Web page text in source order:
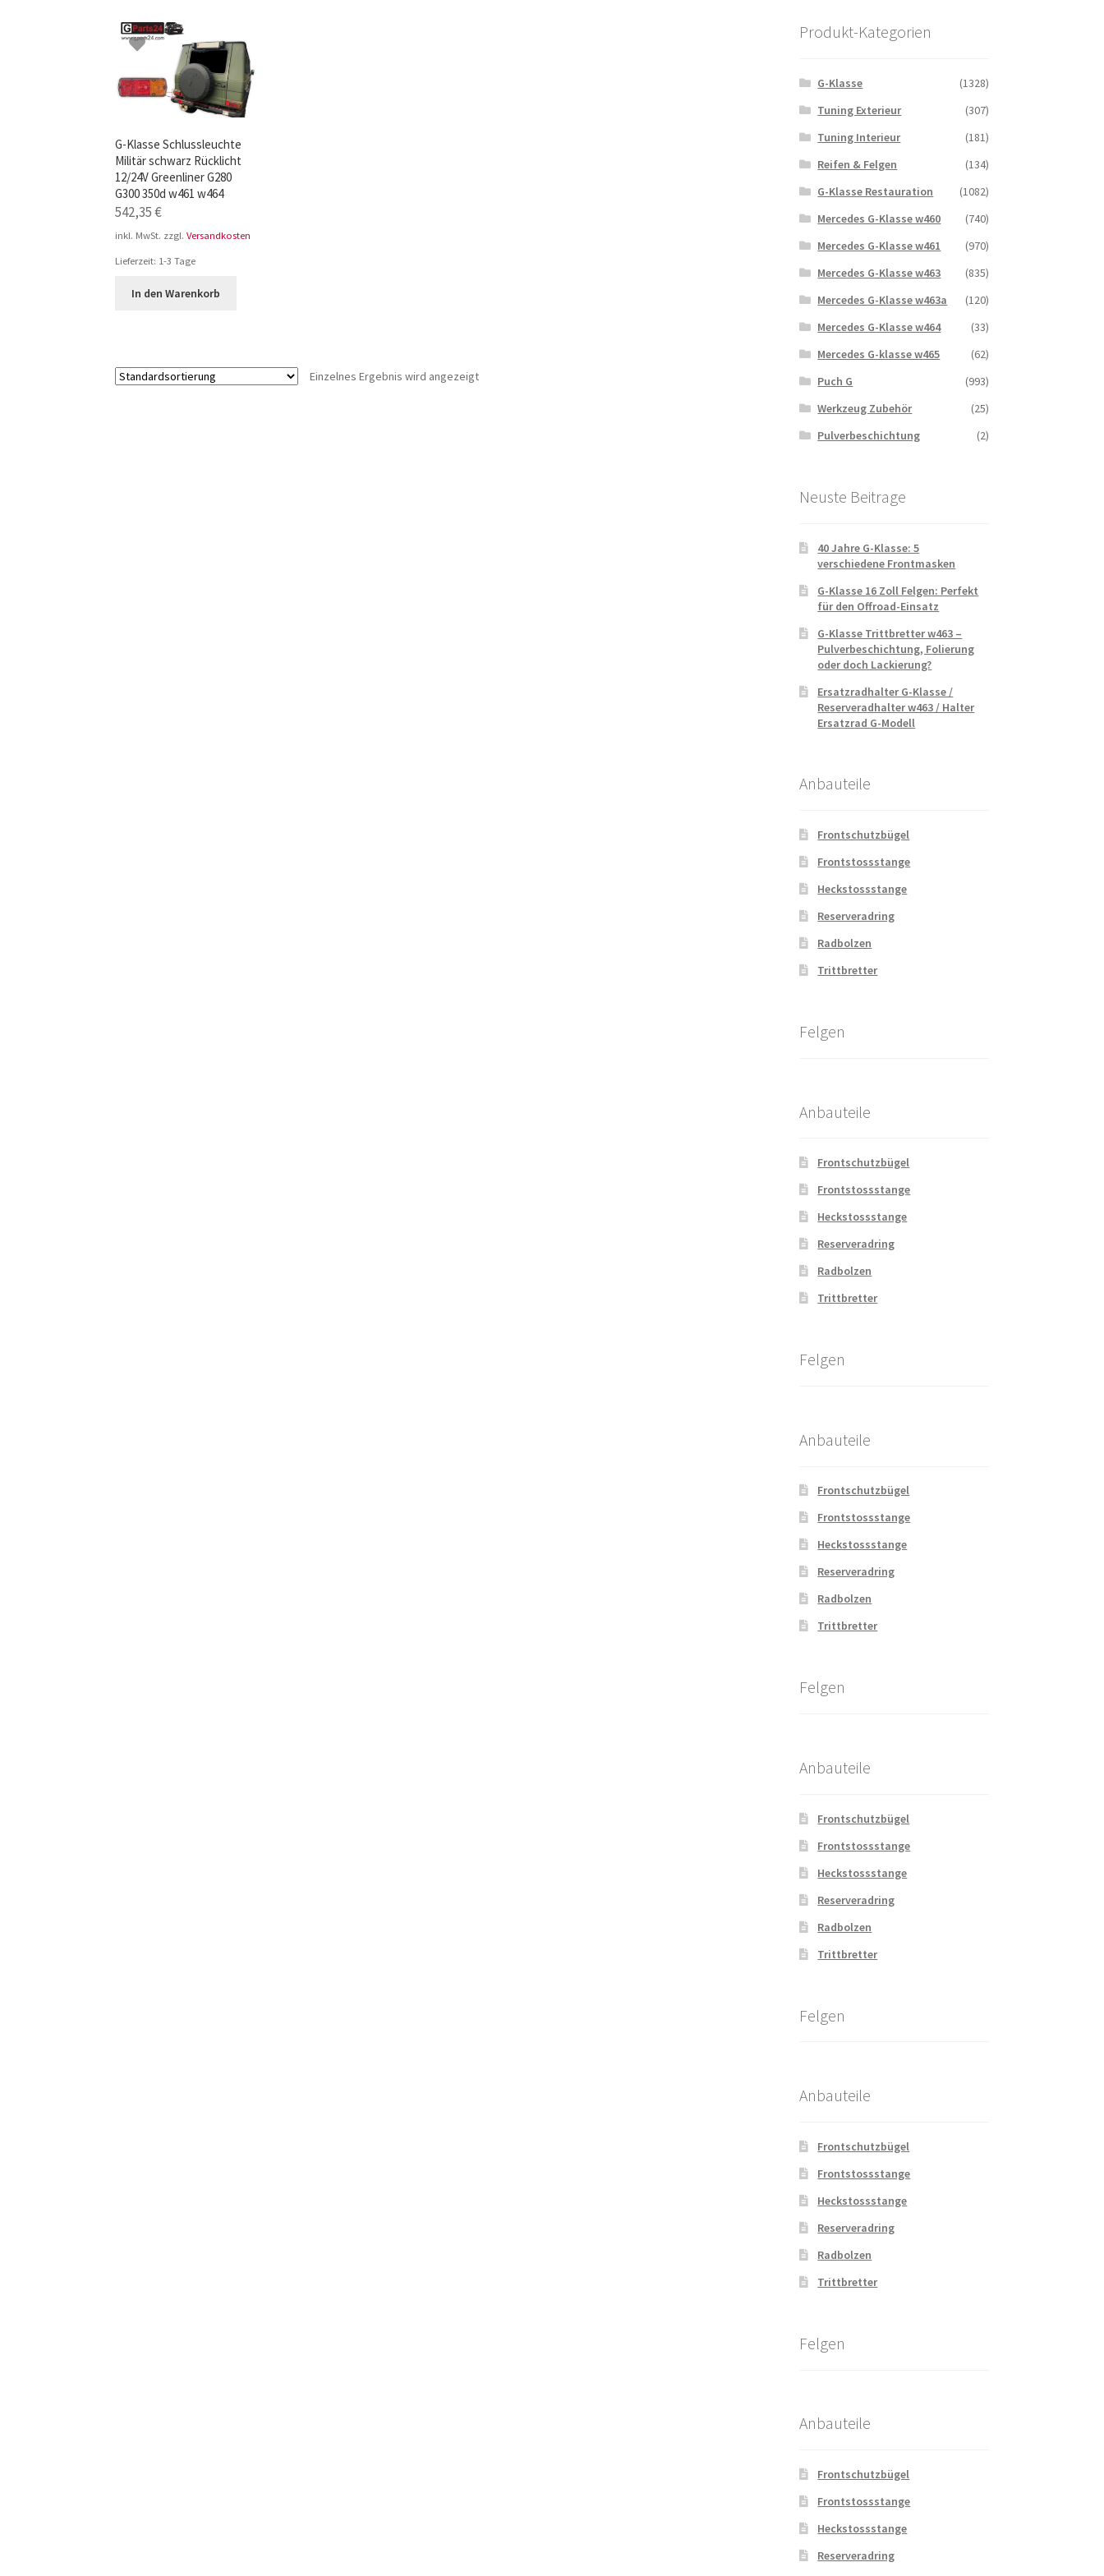
TOP-Seller: G-Klasse Trittbretter schwarz für den w463
Impressum
G-Klasse Schlussleuchte
Militär schwarz Rücklicht
12/24V Greenliner G280
G300 350d w461 w464
542,35€
inkl. MwSt. zzgl.Versandkosten
Lieferzeit: 1-3 Tage
In den Warenkorb
Einzelnes Ergebnis wird angezeigt
Produkt-Kategorien
G-Klasse
(1328)
Tuning Exterieur
(307)
Tuning Interieur
(181)
Reifen & Felgen
(134)
G-Klasse Restauration
(1082)
Mercedes G-Klasse w460
(740)
Mercedes G-Klasse w461
(970)
Mercedes G-Klasse w463
(835)
Mercedes G-Klasse w463a
(120)
Mercedes G-Klasse w464
(33)
Mercedes G-klasse w465
(62)
Puch G
(993)
Werkzeug Zubehör
(25)
Pulverbeschichtung
(2)
Neuste Beitrage
40 Jahre G-Klasse: 5
verschiedene Frontmasken
G-Klasse 16 Zoll Felgen: Perfekt
für den Offroad-Einsatz
G-Klasse Trittbretter w463 –
Pulverbeschichtung, Folierung
oder doch Lackierung?
Ersatzradhalter G-Klasse /
Reserveradhalter w463 / Halter
Ersatzrad G-Modell
Anbauteile
Frontschutzbügel
Frontstossstange
Heckstossstange
Reserveradring
Radbolzen
Trittbretter
Felgen
Anbauteile
Frontschutzbügel
Frontstossstange
Heckstossstange
Reserveradring
Radbolzen
Trittbretter
Felgen
Anbauteile
Frontschutzbügel
Frontstossstange
Heckstossstange
Reserveradring
Radbolzen
Trittbretter
Felgen
Anbauteile
Frontschutzbügel
Frontstossstange
Heckstossstange
Reserveradring
Radbolzen
Trittbretter
Felgen
Anbauteile
Frontschutzbügel
Frontstossstange
Heckstossstange
Reserveradring
Radbolzen
Trittbretter
Felgen
Anbauteile
Frontschutzbügel
Frontstossstange
Heckstossstange
Reserveradring